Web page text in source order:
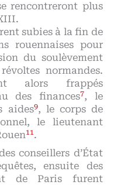
rencontreront plus
subies à la fin de
rouennaises pour
du soulèvement
normandes.
alors frappés
des finances7, le
aides9, le corps de
le lieutenant
11.
conseillers d’État
ensuite des
de Paris furent